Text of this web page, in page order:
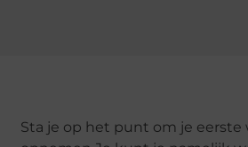
Sta je op het punt om je